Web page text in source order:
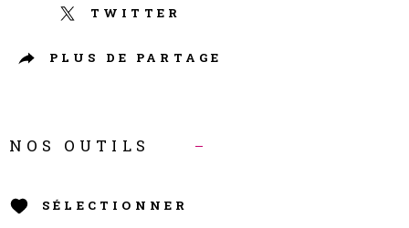
TWITTER
PLUS DE PARTAGE
NOS OUTILS
SÉLECTIONNER